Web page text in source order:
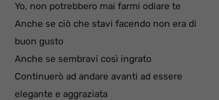
Yo, non potrebbero mai farmi odiare te
Anche se ciò che stavi facendo non era di
buon gusto
Anche se sembravi così ingrato
Continuerò ad andare avanti ad essere
elegante e aggraziata